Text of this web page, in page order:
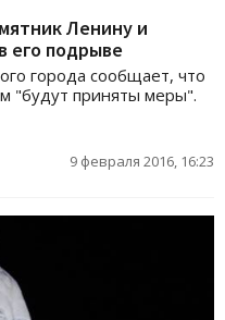
Ленину и
его подрыве
города сообщает, что
"будут приняты меры".
9 февраля 2016, 16:23